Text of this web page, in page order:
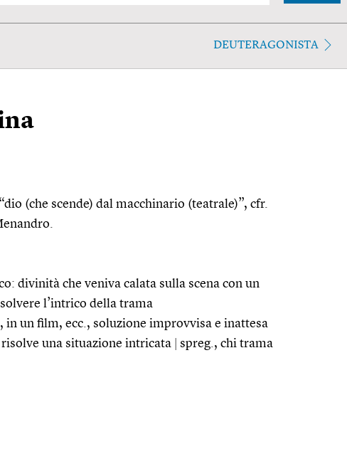
DEUTERAGONISTA
(che scende) dal macchinario (teatrale)”, cfr.
divinità che veniva calata sulla scena con un
l’intrico della trama
in un film, ecc., soluzione improvvisa e inattesa
una situazione intricata
spreg., chi trama